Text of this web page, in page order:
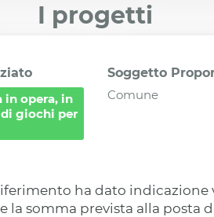
I progetti
Soggetto
in opera, in
giochi per
Comune
riferimento ha dato indicazione
la somma prevista alla posta